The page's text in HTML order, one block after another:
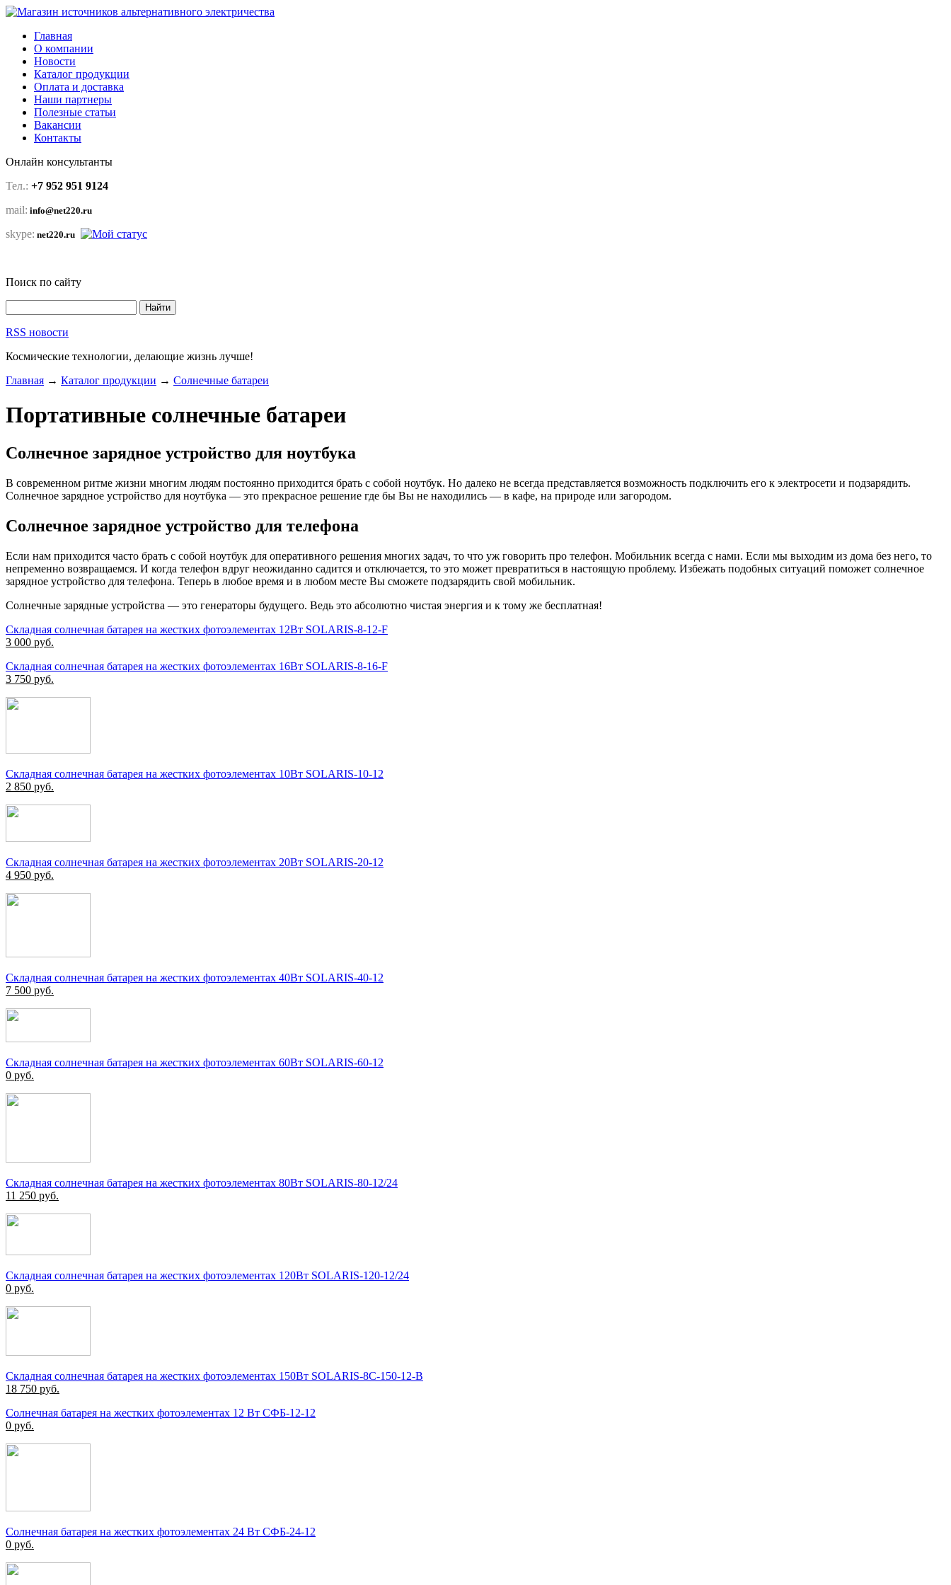
Главная
О компании
Новости
Каталог продукции
Оплата и доставка
Наши партнеры
Полезные статьи
Вакансии
Контакты
Онлайн консультанты
Тел.: +7 952 951 9124
mail: info@net220.ru
skype: net220.ru
Поиск по сайту
RSS новости
Космические технологии, делающие жизнь лучше!
Главная → Каталог продукции → Солнечные батареи
Портативные солнечные батареи
Солнечное зарядное устройство для ноутбука
В современном ритме жизни многим людям постоянно приходится брать с собой ноутбук. Но далеко не всегда представляется возможность подключить его к электросети и подзарядить.
Солнечное зарядное устройство для ноутбука — это прекрасное решение где бы Вы не находились — в кафе, на природе или загородом.
Солнечное зарядное устройство для телефона
Если нам приходится часто брать с собой ноутбук для оперативного решения многих задач, то что уж говорить про телефон. Мобильник всегда с нами. Если мы выходим из дома без него, то
непременно возвращаемся. И когда телефон вдруг неожиданно садится и отключается, то это может превратиться в настоящую проблему. Избежать подобных ситуаций поможет солнечное
зарядное устройство для телефона. Теперь в любое время и в любом месте Вы сможете подзарядить свой мобильник.
Солнечные зарядные устройства — это генераторы будущего. Ведь это абсолютно чистая энергия и к тому же бесплатная!
Складная солнечная батарея на жестких фотоэлементах 12Вт SOLARIS-8-12-F
3 000 руб.
Складная солнечная батарея на жестких фотоэлементах 16Вт SOLARIS-8-16-F
3 750 руб.
Складная солнечная батарея на жестких фотоэлементах 10Вт SOLARIS-10-12
2 850 руб.
Складная солнечная батарея на жестких фотоэлементах 20Вт SOLARIS-20-12
4 950 руб.
Складная солнечная батарея на жестких фотоэлементах 40Вт SOLARIS-40-12
7 500 руб.
Складная солнечная батарея на жестких фотоэлементах 60Вт SOLARIS-60-12
0 руб.
Складная солнечная батарея на жестких фотоэлементах 80Вт SOLARIS-80-12/24
11 250 руб.
Складная солнечная батарея на жестких фотоэлементах 120Вт SOLARIS-120-12/24
0 руб.
Складная солнечная батарея на жестких фотоэлементах 150Вт SOLARIS-8C-150-12-B
18 750 руб.
Солнечная батарея на жестких фотоэлементах 12 Вт СФБ-12-12
0 руб.
Солнечная батарея на жестких фотоэлементах 24 Вт СФБ-24-12
0 руб.